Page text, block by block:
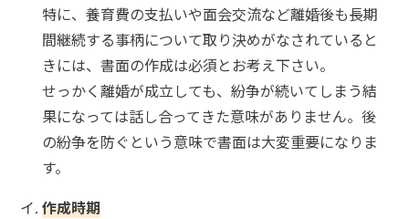
特に、養育費の支払いや面会交流など離婚後も長期
間継続する事柄について取り決めがなされていると
きには、書面の作成は必須とお考え下さい。
せっかく離婚が成立しても、紛争が続いてしまう結
果になっては話し合ってきた意味がありません。後
の紛争を防ぐという意味で書面は大変重要になりま
す。
作成時期